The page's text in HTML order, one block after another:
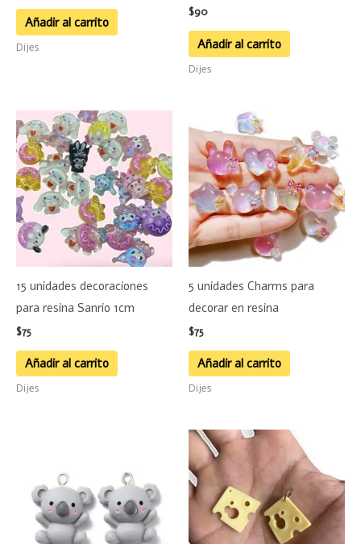
Añadir al carrito
Dijes
$90
Añadir al carrito
Dijes
15 unidades decoraciones
para resina Sanrio 1cm
$75
Añadir al carrito
Dijes
5 unidades Charms para
decorar en resina
$75
Añadir al carrito
Dijes